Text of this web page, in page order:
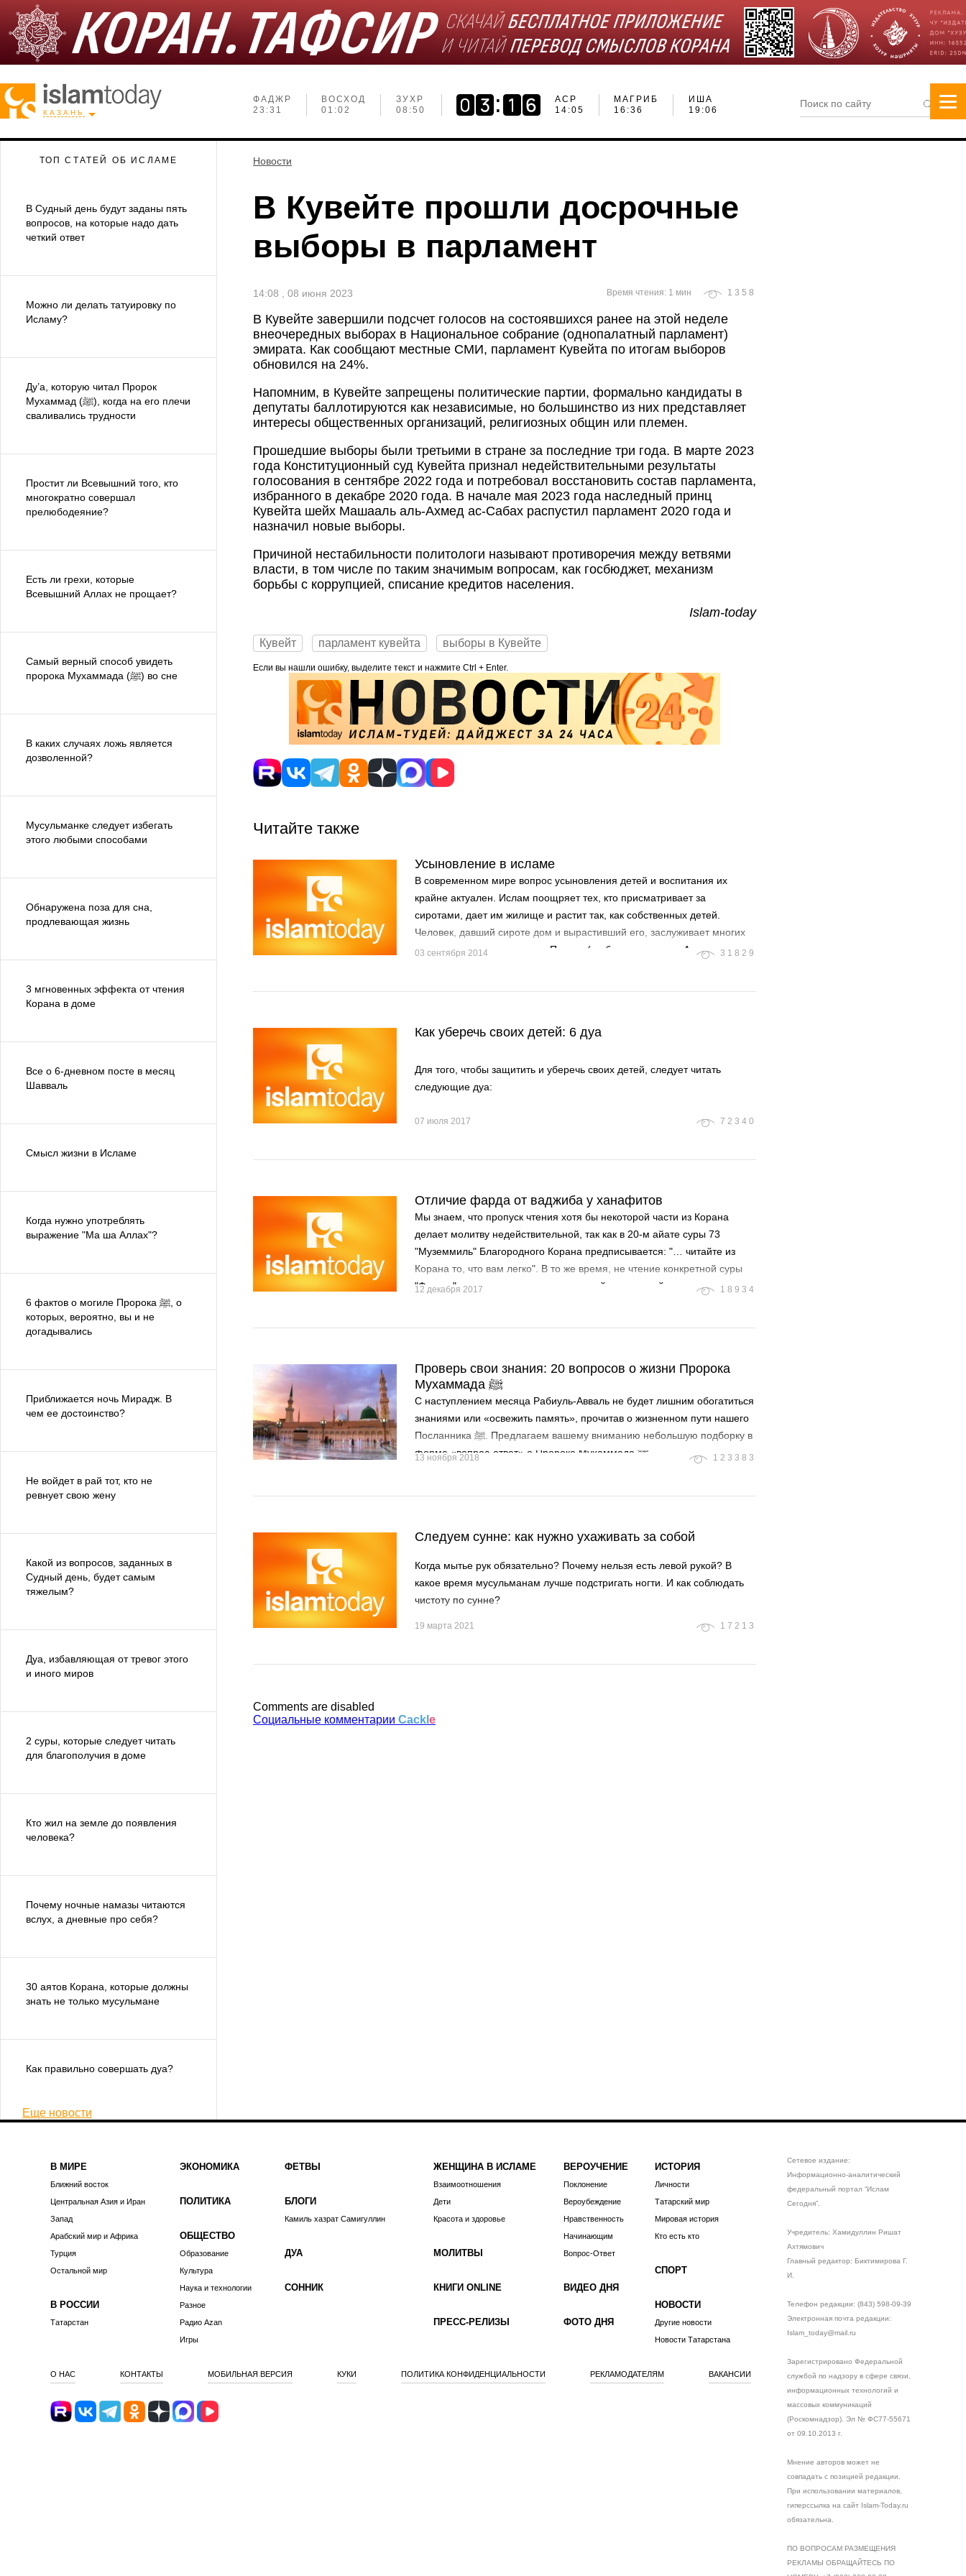
КАЗАНЬ
ФАДЖР
23:31
ВОСХОД
01:02
ЗУХР
08:50
АСР
14:05
МАГРИБ
16:36
ИША
19:06
ТОП СТАТЕЙ ОБ ИСЛАМЕ
В Судный день будут заданы пять
вопросов, на которые надо дать
четкий ответ
Можно ли делать татуировку по
Исламу?
Ду’а, которую читал Пророк
Мухаммад (ﷺ), когда на его плечи
сваливались трудности
Простит ли Всевышний того, кто
многократно совершал
прелюбодеяние?
Есть ли грехи, которые
Всевышний Аллах не прощает?
Самый верный способ увидеть
пророка Мухаммада (ﷺ) во сне
В каких случаях ложь является
дозволенной?
Мусульманке следует избегать
этого любыми способами
Обнаружена поза для сна,
продлевающая жизнь
3 мгновенных эффекта от чтения
Корана в доме
Все о 6-дневном посте в месяц
Шавваль
Смысл жизни в Исламе
Когда нужно употреблять
выражение "Ма ша Аллах"?
6 фактов о могиле Пророка ﷺ, о
которых, вероятно, вы и не
догадывались
Приближается ночь Мирадж. В
чем ее достоинство?
Не войдет в рай тот, кто не
ревнует свою жену
Какой из вопросов, заданных в
Судный день, будет самым
тяжелым?
Дуа, избавляющая от тревог этого
и иного миров
2 суры, которые следует читать
для благополучия в доме
Кто жил на земле до появления
человека?
Почему ночные намазы читаются
вслух, а дневные про себя?
30 аятов Корана, которые должны
знать не только мусульмане
Как правильно совершать дуа?
Еще новости
Новости
В Кувейте прошли досрочные
выборы в парламент
14:08 , 08 июня 2023 Время чтения: 1 мин 1358
В Кувейте завершили подсчет голосов на состоявшихся ранее на этой неделе
внеочередных выборах в Национальное собрание (однопалатный парламент)
эмирата. Как сообщают местные СМИ, парламент Кувейта по итогам выборов
обновился на 24%.
Напомним, в Кувейте запрещены политические партии, формально кандидаты в
депутаты баллотируются как независимые, но большинство из них представляет
интересы общественных организаций, религиозных общин или племен.
Прошедшие выборы были третьими в стране за последние три года. В марте 2023
года Конституционный суд Кувейта признал недействительными результаты
голосования в сентябре 2022 года и потребовал восстановить состав парламента,
избранного в декабре 2020 года. В начале мая 2023 года наследный принц
Кувейта шейх Машааль аль-Ахмед ас-Сабах распустил парламент 2020 года и
назначил новые выборы.
Причиной нестабильности политологи называют противоречия между ветвями
власти, в том числе по таким значимым вопросам, как госбюджет, механизм
борьбы с коррупцией, списание кредитов населения.
Islam-today
Кувейт парламент кувейта выборы в Кувейте
Если вы нашли ошибку, выделите текст и нажмите Ctrl + Enter.
Читайте также
Усыновление в исламе
В современном мире вопрос усыновления детей и воспитания их
крайне актуален. Ислам поощряет тех, кто присматривает за
сиротами, дает им жилище и растит так, как собственных детей.
Человек, давший сироте дом и вырастивший его, заслуживает многих
наград, и прощение грехов. Пророк (да благословит его Аллах и
03 сентября 2014 31829
Как уберечь своих детей: 6 дуа
Для того, чтобы защитить и уберечь своих детей, следует читать
следующие дуа:
07 июля 2017 72340
Отличие фарда от ваджиба у ханафитов
Мы знаем, что пропуск чтения хотя бы некоторой части из Корана
делает молитву недействительной, так как в 20-м айате суры 73
"Муземмиль" Благородного Корана предписывается: "… читайте из
Корана то, что вам легко". В то же время, не чтение конкретной суры
"Фатиха" в молитве, не делает ее недействительной, хотя, такое
12 декабря 2017 18934
Проверь свои знания: 20 вопросов о жизни Пророка
Мухаммада ﷺ
С наступлением месяца Рабиуль-Авваль не будет лишним обогатиться
знаниями или «освежить память», прочитав о жизненном пути нашего
Посланника ﷺ. Предлагаем вашему вниманию небольшую подборку в
форме «вопрос-ответ» о Пророке Мухаммаде ﷺ
13 ноября 2018 123383
Следуем сунне: как нужно ухаживать за собой
Когда мытье рук обязательно? Почему нельзя есть левой рукой? В
какое время мусульманам лучше подстригать ногти. И как соблюдать
чистоту по сунне?
19 марта 2021 17213
Comments are disabled
Социальные комментарии Cackl e
В МИРЕ
Ближний восток
Центральная Азия и Иран
Запад
Арабский мир и Африка
Турция
Остальной мир
В РОССИИ
Татарстан
ЭКОНОМИКА
ПОЛИТИКА
ОБЩЕСТВО
Образование
Культура
Наука и технологии
Разное
Радио Azan
Игры
ФЕТВЫ
БЛОГИ
Камиль хазрат Самигуллин
ДУА
СОННИК
ЖЕНЩИНА В ИСЛАМЕ
Взаимоотношения
Дети
Красота и здоровье
МОЛИТВЫ
КНИГИ ONLINE
ПРЕСС-РЕЛИЗЫ
ВЕРОУЧЕНИЕ
Поклонение
Вероубеждение
Нравственность
Начинающим
Вопрос-Ответ
ВИДЕО ДНЯ
ФОТО ДНЯ
ИСТОРИЯ
Личности
Татарский мир
Мировая история
Кто есть кто
СПОРТ
НОВОСТИ
Другие новости
Новости Татарстана
О НАС КОНТАКТЫ МОБИЛЬНАЯ ВЕРСИЯ КУКИ ПОЛИТИКА КОНФИДЕНЦИАЛЬНОСТИ РЕКЛАМОДАТЕЛЯМ ВАКАНСИИ
Сетевое издание:
Информационно-аналитический
федеральный портал “Ислам
Сегодня”.
Учредитель: Хамидуллин Ришат
Ахтямович
Главный редактор: Биктимирова Г.
И.
Телефон редакции: (843) 598-09-39
Электронная почта редакции:
Islam_today@mail.ru
Зарегистрировано Федеральной
службой по надзору в сфере связи,
информационных технологий и
массовых коммуникаций
(Роскомнадзор). Эл № ФС77-55671
от 09.10.2013 г.
Мнение авторов может не
совпадать с позицией редакции.
При использовании материалов,
гиперссылка на сайт Islam-Today.ru
обязательна.
ПО ВОПРОСАМ РАЗМЕЩЕНИЯ
РЕКЛАМЫ ОБРАЩАЙТЕСЬ ПО